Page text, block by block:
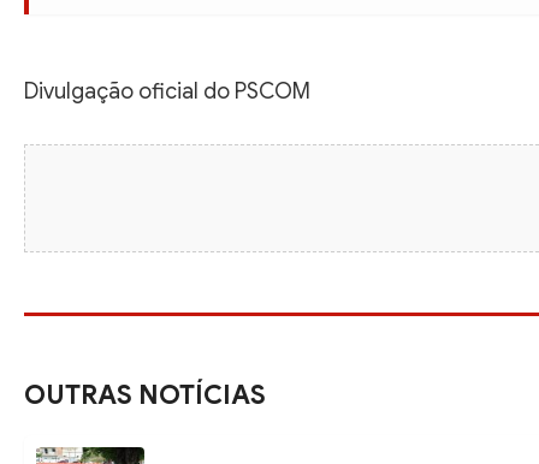
Divulgação oficial do PSCOM
OUTRAS NOTÍCIAS